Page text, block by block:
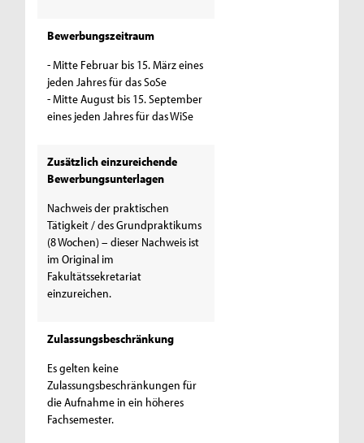
Bewerbungszeitraum
- Mitte Februar bis 15. März eines
jeden Jahres für das SoSe
- Mitte August bis 15. September
eines jeden Jahres für das WiSe
Zusätzlich einzureichende
Bewerbungsunterlagen
Nachweis der praktischen
Tätigkeit / des Grundpraktikums
(8 Wochen) – dieser Nachweis ist
im Original im
Fakultätssekretariat
einzureichen.
Zulassungsbeschränkung
Es gelten keine
Zulassungsbeschränkungen für
die Aufnahme in ein höheres
Fachsemester.